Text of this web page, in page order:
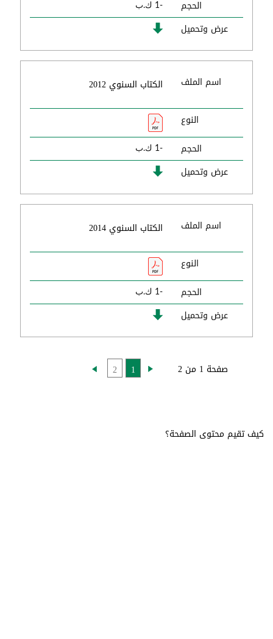
الحجم -1 ك.ب
عرض وتحميل
اسم الملف الكتاب السنوي 2012
النوع
الحجم
-1 ك.ب
عرض وتحميل
اسم الملف الكتاب السنوي 2014
النوع
الحجم
-1 ك.ب
عرض وتحميل
صفحة 1 من 2 1
2
كيف تقيم محتوى الصفحة؟